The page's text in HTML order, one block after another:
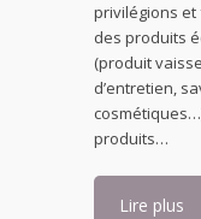
privilégions
des produits
(produit
d’entretien,
produits…
Lire plus